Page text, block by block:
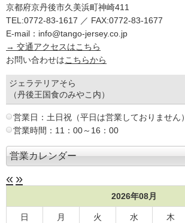
京都府京丹後市久美浜町神崎411
TEL:0772-83-1617 ／ FAX:0772-83-1677
E-mail：info@tango-jersey.co.jp
→ 交通アクセスはこちら
お問い合わせはこちらから
ジェラテリアそら
（丹後王国食のみやこ内）
営業日：土日祝（平日は営業しておりません）
営業時間：11：00～16：00
営業カレンダー
« »
2026年08月
日 月 火 水 木